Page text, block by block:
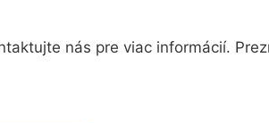
nás pre viac informácií.